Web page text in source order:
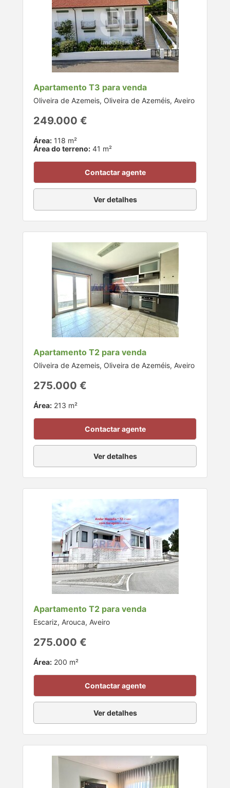
Apartamento T3 para venda
Oliveira de Azemeis, Oliveira de Azeméis, Aveiro
249.000 €
Área: 118 m²
Área do terreno: 41 m²
Contactar agente
Ver detalhes
Apartamento T2 para venda
Oliveira de Azemeis, Oliveira de Azeméis, Aveiro
275.000 €
Área: 213 m²
Contactar agente
Ver detalhes
Apartamento T2 para venda
Escariz, Arouca, Aveiro
275.000 €
Área: 200 m²
Contactar agente
Ver detalhes